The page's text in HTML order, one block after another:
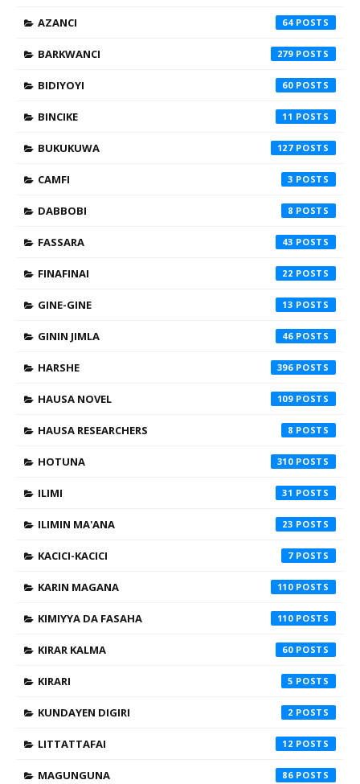
AZANCI 64
BARKWANCI 279
BIDIYOYI 60
BINCIKE 11
BUKUKUWA 127
CAMFI 3
DABBOBI 8
FASSARA 43
FINAFINAI 22
GINE-GINE 13
GININ JIMLA 46
HARSHE 396
HAUSA NOVEL 109
HAUSA RESEARCHERS 8
HOTUNA 310
ILIMI 31
ILIMIN MA'ANA 23
KACICI-KACICI 7
KARIN MAGANA 110
KIMIYYA DA FASAHA 110
KIRAR KALMA 60
KIRARI 5
KUNDAYEN DIGIRI 2
LITTATTAFAI 12
MAGUNGUNA 86